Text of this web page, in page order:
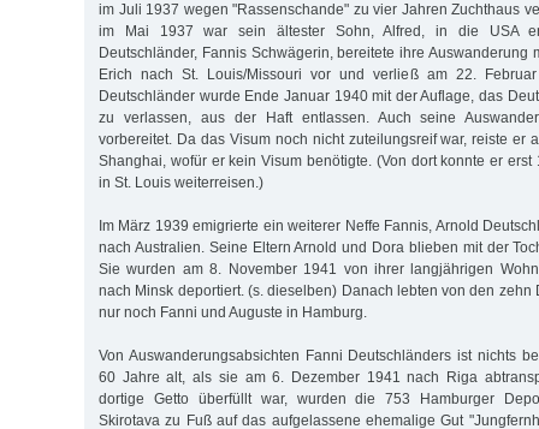
im Juli 1937 wegen "Rassenschande" zu vier Jahren Zuchthaus
im Mai 1937 war sein ältester Sohn, Alfred, in die USA
Deutschländer, Fannis Schwägerin, bereitete ihre Auswanderung
Erich nach St. Louis/Missouri vor und verließ am 22.
Deutschländer wurde Ende Januar 1940 mit der Auflage, das
zu verlassen, aus der Haft entlassen. Auch seine
vorbereitet. Da das Visum noch nicht zuteilungsreif war, reiste er
Shanghai, wofür er kein Visum benötigte. (Von dort konnte er
in St. Louis weiterreisen.)
Im März 1939 emigrierte ein weiterer Neffe Fannis, Arnold
nach Australien. Seine Eltern Arnold und Dora blieben mit der
Sie wurden am 8. November 1941 von ihrer langjährigen
nach Minsk deportiert. (s. dieselben) Danach lebten von den zehn
nur noch Fanni und Auguste in Hamburg.
Von Auswanderungsabsichten Fanni Deutschländers ist nichts
60 Jahre alt, als sie am 6. Dezember 1941 nach Riga
dortige Getto überfüllt war, wurden die 753 Hamburger
Skirotava zu Fuß auf das aufgelassene ehemalige Gut